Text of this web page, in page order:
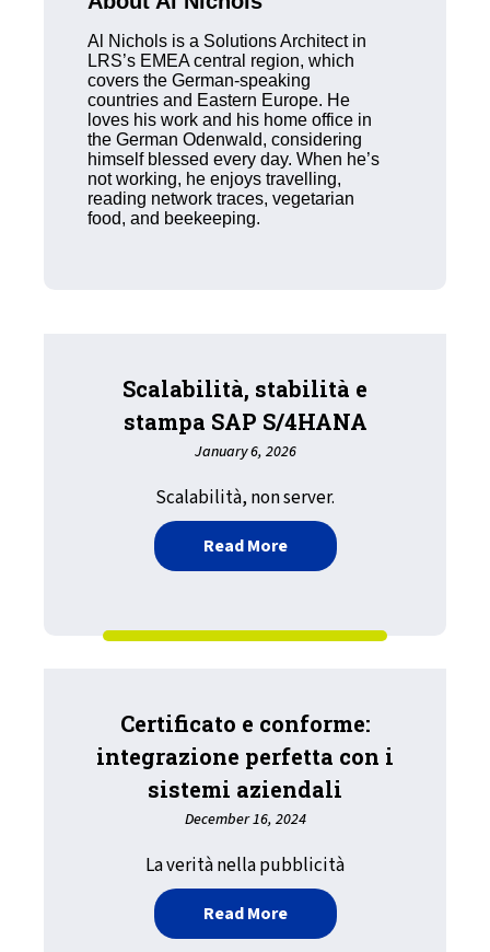
Al Nichols is a Solutions Architect in
LRS’s EMEA central region, which
covers the German-speaking
countries and Eastern Europe. He
loves his work and his home office in
the German Odenwald, considering
himself blessed every day. When he’s
not working, he enjoys travelling,
reading network traces, vegetarian
food, and beekeeping.
Scalabilità, stabilità e
stampa SAP S/4HANA
January 6, 2026
Scalabilità, non server.
Read Moreabout Scalabilità,
Certificato e conforme:
integrazione perfetta con i
sistemi aziendali
December 16, 2024
La verità nella pubblicità
Read Moreabout Certificato e